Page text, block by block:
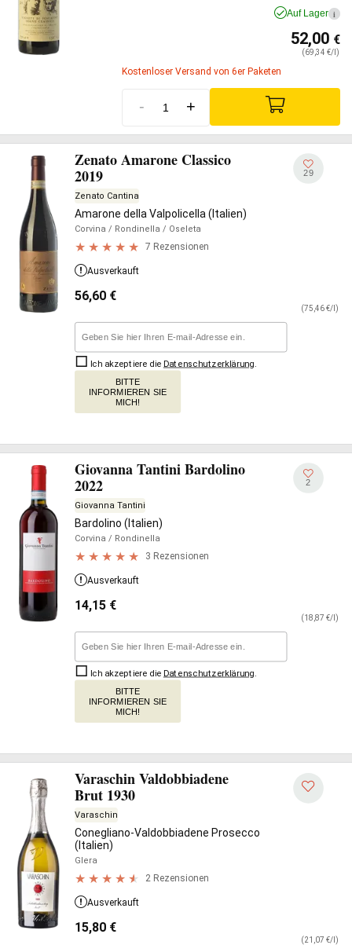
Auf Lager i
52,00 €
(69,34 €/l)
Kostenloser Versand von 6er Paketen
- +
Zenato Amarone Classico
2019
Zenato Cantina
Amarone della Valpolicella (Italien)
Corvina / Rondinella / Oseleta
7 Rezensionen
29
Ausverkauft
56,60 €
(75,46 €/l)
Ich akzeptiere die Datenschutzerklärung
BITTE
INFORMIEREN SIE
MICH!
Giovanna Tantini Bardolino
2022
Giovanna Tantini
Bardolino (Italien)
Corvina / Rondinella
3 Rezensionen
2
Ausverkauft
14,15 €
(18,87 €/l)
Ich akzeptiere die Datenschutzerklärung
BITTE
INFORMIEREN SIE
MICH!
Varaschin Valdobbiadene
Brut 1930
Varaschin
Conegliano-Valdobbiadene Prosecco
(Italien)
Glera
2 Rezensionen
Ausverkauft
15,80 €
(21,07 €/l)